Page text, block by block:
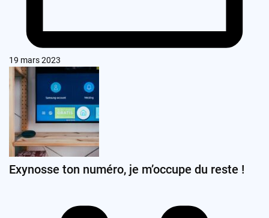
19 mars 2023
Exynosse ton numéro, je m’occupe du reste !